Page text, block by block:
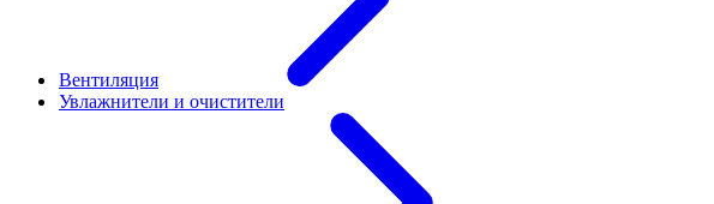
Вентиляция
Увлажнители и очистители